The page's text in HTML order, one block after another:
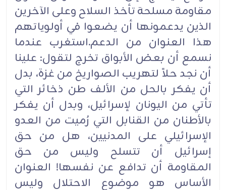
مقاومة مسلحة تأخذ السلاح وعلى الآخرين
الذين يدعمونها أن يضعوا في أولوياتهم
هذا العنوان من الدعم.استغرب عندما
نسمع أن بعض الأبواق تخرج لتقول: علينا
أن نجد حلاً لتهريب الصواريخ من غزة، بدل
أن يفكر بالحل من الألف طن ذخائر التي
تأتي من اليونان لإسرائيل، وبدل أن يفكر
بالأطنان من القنابل التي رُميت من العدو
الإسرائيلي على المدنيين، هل من حق
إسرائيل أن تتسلح وليس من حق
المقاومة أن تدافع عن نفسها! العنوان
الأساس هو موضوع الاحتلال وليس